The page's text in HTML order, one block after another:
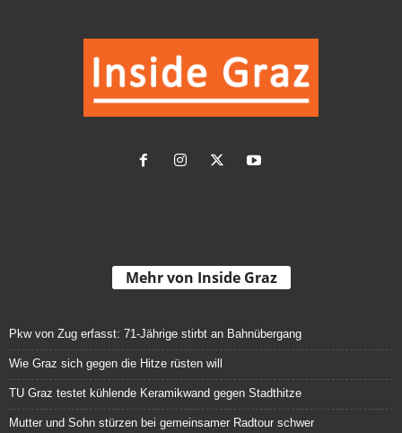
Mehr von Inside Graz
Pkw von Zug erfasst: 71-Jährige stirbt an Bahnübergang
Wie Graz sich gegen die Hitze rüsten will
TU Graz testet kühlende Keramikwand gegen Stadthitze
Mutter und Sohn stürzen bei gemeinsamer Radtour schwer